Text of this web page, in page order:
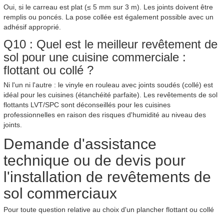
Oui, si le carreau est plat (≤ 5 mm sur 3 m). Les joints doivent être
remplis ou poncés. La pose collée est également possible avec un
adhésif approprié.
Q10 : Quel est le meilleur revêtement de
sol pour une cuisine commerciale :
flottant ou collé ?
Ni l'un ni l'autre : le vinyle en rouleau avec joints soudés (collé) est
idéal pour les cuisines (étanchéité parfaite). Les revêtements de sol
flottants LVT/SPC sont déconseillés pour les cuisines
professionnelles en raison des risques d'humidité au niveau des
joints.
Demande d'assistance
technique ou de devis pour
l'installation de revêtements de
sol commerciaux
Pour toute question relative au choix d'un plancher flottant ou collé